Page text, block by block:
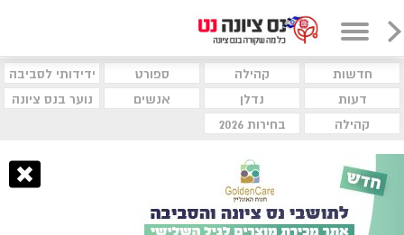
חדשות קהילה ספורט
ידידותי לסביבה
דעות
נדלן אנשים
נוער בנס ציונה
קהילה
בחירות 2026